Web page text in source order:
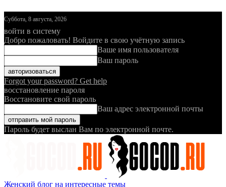
Суббота, 8 августа, 2026
войти в систему
Добро пожаловать! Войдите в свою учётную запись
Ваше имя пользователя
Ваш пароль
Forgot your password? Get help
восстановление пароля
Восстановите свой пароль
Ваш адрес электронной почты
Пароль будет выслан Вам по электронной почте.
Женский блог на интересные темы